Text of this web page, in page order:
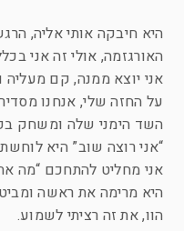
היא חיבקה אותי אליה,
האורגזמה, אולי זה אני
אני יוצא ממנה, קם
על החזה שלי, אנחנו
השד הימני שלה ומשחק
“אני רוצה שוב” היא
אני מחליט להתחכם “מה
היא מרימה את ראשה
הוו, את זה רציתי לשמוע.